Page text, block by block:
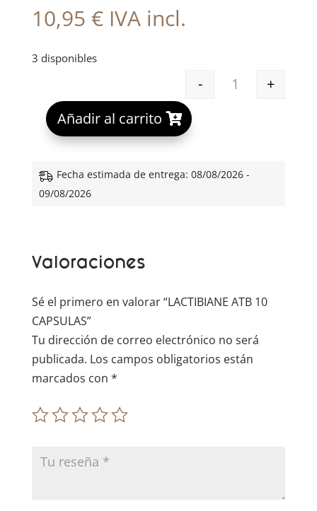
10,95 € IVA incl.
3 disponibles
LACTIBIANE
-
+
Añadir al carrito
A
e
e
Fecha estimada de entrega: 08/08/2026 -
09/08/2026
Valoraciones
Sé el primero en valorar “LACTIBIANE ATB 10
CAPSULAS”
Tu dirección de correo electrónico no será
publicada. Los campos obligatorios están
marcados con *